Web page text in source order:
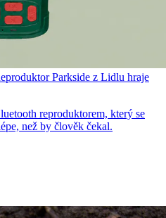
Parkside z Lidlu hraje
reproduktorem, který se
než by člověk čekal.